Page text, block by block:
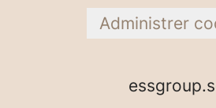
Administrer